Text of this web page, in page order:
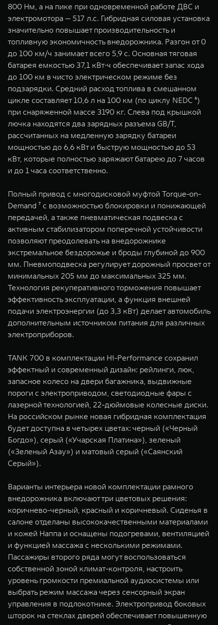
800 Нм, а на пике при одновременной работе ДВС и
электромотора — 517 л.с. Гибридная силовая установка
значительно повышает производительность и
топливную экономичность внедорожника. Разгон от 0
до 100 км/ч занимает всего 5,9 с. Основная тяговая
батарея емкостью 37,1 кВт∙ч обеспечивает запас хода
до 100 км в чисто электрическом режиме без
подзарядки. Средний расход топлива в смешанном
цикле составляет 10,6 л на 100 км (по циклу NEDC ⁶)
при снаряженной массе 3190 кг. Cлева под крышкой
лючка находятся два зарядных разъема GB/T,
рассчитанных на медленную зарядку батареи
мощностью до 6,6 кВт и быструю мощностью до 53
кВт, которые полностью заряжают батарею до 7 часов
и до 1 часа соответственно.
Полный привод с многодисковой муфтой Torque-on-
Demand ⁷ с возможностью блокировки и понижающей
передачей, а также пневматическая подвеска с
активным стабилизатором поперечной устойчивости
позволяют преодолевать на внедорожнике
экстремальное бездорожье и броды глубиной до 900
мм. Пневмоподвеска регулирует дорожный просвет от
минимальных 205 мм до максимальных 325 мм.
Технология рекуперативного торможения повышает
эффективность эксплуатации, а функция внешней
подачи электроэнергии (до 3,3 кВт) делает автомобиль
дополнительным источником питания для различных
электроприборов.
TANK 700 в комплектации Hi-Performance сохранил
эффектный и современный дизайн: рейлинги, люк,
запасное колесо на двери багажника, выдвижные
пороги с электроприводом, светодиодные фары с
лазерной технологией, 22-дюймовые колесные диски.
На российском рынке новая гибридная комплектация
будет доступна в четырех цветах: черный («Черный
Богдо»), серый («Учарская Платина»), зеленый
(«Зеленый Азау») и матовый серый («Саянский
Серый»).
Варианты интерьера новой комплектации рамного
внедорожника включают три цветовых решения:
коричнево-черный, красный и коричневый. Сиденья в
салоне отделаны высококачественными материалами
и кожей Наппа и оснащены подогревами, вентиляцией
и функцией массажа с несколькими режимами.
Пассажиры второго ряда могут воспользоваться
собственной зоной климат-контроля, настроить
уровень громкости премиальной аудиосистемы или
выбрать режим массажа через сенсорный экран
управления в подлокотнике. Электропривод боковых
шторок на стеклах дверей обеспечивает повышенную